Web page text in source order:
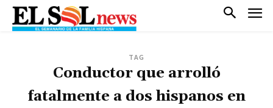
TAG
Conductor que arrolló
fatalmente a dos hispanos en